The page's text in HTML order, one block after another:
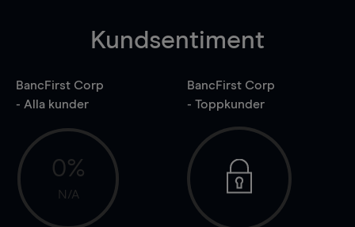
Kundsentiment
BancFirst Corp
- Alla kunder
0%
N/A
BancFirst Corp
- Toppkunder